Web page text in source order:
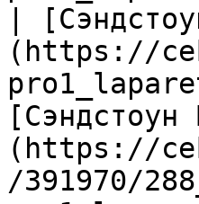
|
(https://
[Сэндстоун
(https://
/391970/